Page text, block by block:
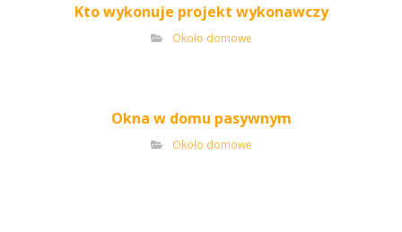
Kto wykonuje projekt wykonawczy
Około domowe
Okna w domu pasywnym
Około domowe